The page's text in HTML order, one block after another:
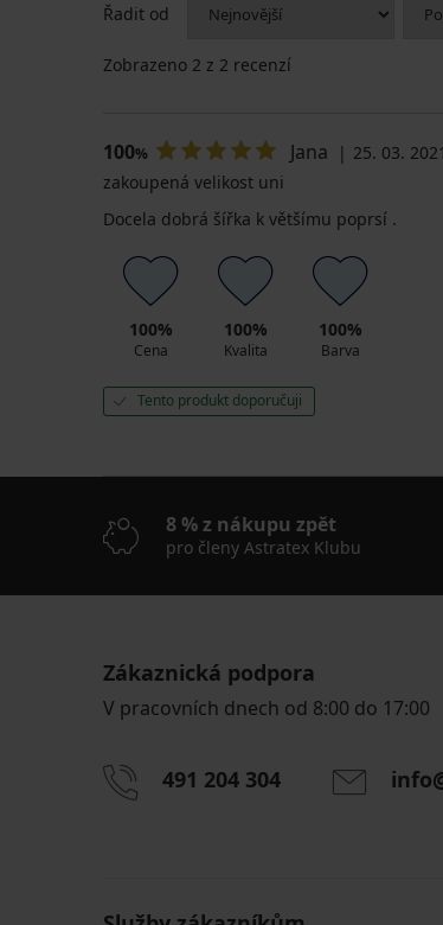
Řadit od
Zobrazeno 2 z 2 recenzí
100% Jana 25. 03. 2021
zakoupená velikost uni
Docela dobrá šířka k většímu poprsí .
100%
Cena
100%
Kvalita
100%
Barva
Tento produkt doporučuji
8 % z nákupu zpět
pro členy Astratex Klubu
Zákaznická podpora
V pracovních dnech od 8:00 do 17:00
491 204 304